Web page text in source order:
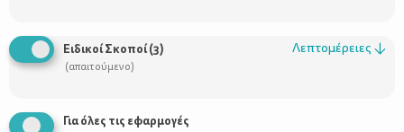
Προϊόντα
Ειδικοί Σκοποί(3)
(απαιτούμενο)
Λεπτομέρειες ↓
Για όλες τις εφαρμογές